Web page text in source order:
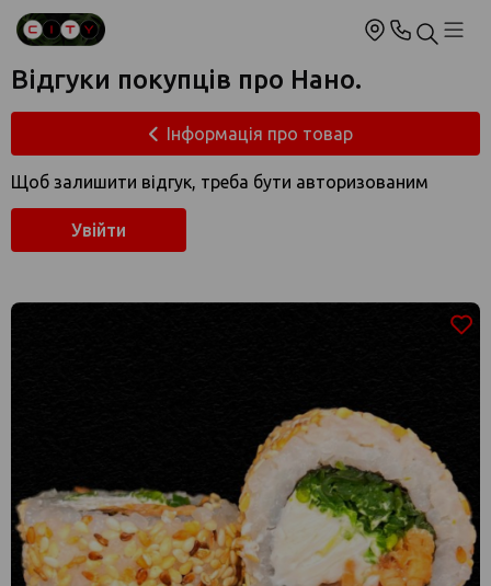
Відгуки покупців про Нано.
Інформація про товар
Щоб залишити відгук, треба бути авторизованим
Увійти